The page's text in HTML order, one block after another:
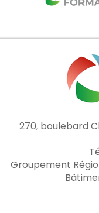
270, boulebard
Groupement